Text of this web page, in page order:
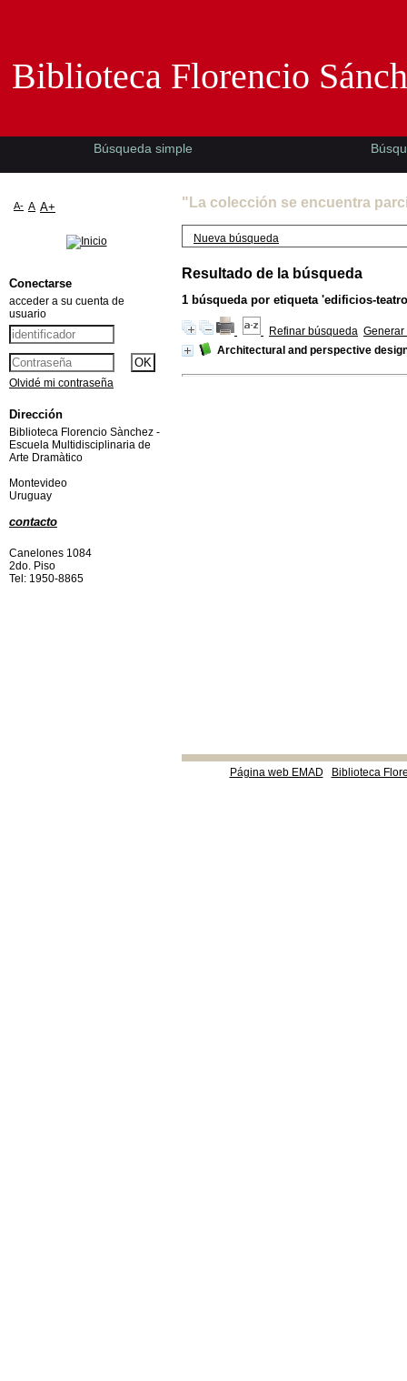
"La colección se encuentra
Nueva búsqueda
Resultado de la búsqueda
1 búsqueda por etiqueta 'edificios-
Refinar búsqueda Generar
Architectural and perspective
Página web EMAD Biblioteca
Biblioteca Florencio
Búsqueda simple
A- A A+
Conectarse
acceder a su cuenta de
usuario
Olvidé mi contraseña
Dirección
Biblioteca Florencio Sànchez -
Escuela Multidisciplinaria de
Arte Dramàtico
Montevideo
Uruguay
contacto
Canelones 1084
2do. Piso
Tel: 1950-8865